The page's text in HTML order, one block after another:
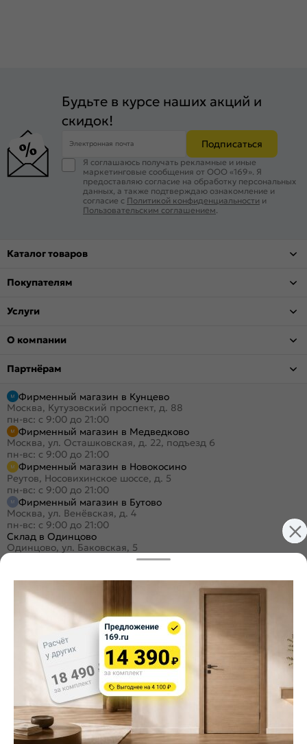
Будьте в курсе наших акций и
скидок!
Электронная почта Подписаться
Я соглашаюсь получать рекламные и иные
маркетинговые сообщения от ООО «169». Я
предоставляю согласие на обработку персональных
данных, а также подтверждаю ознакомление и
согласие с Политикой конфиденциальности и
Пользовательским соглашением.
Каталог товаров
Покупателям
Услуги
О компании
Партнёрам
Фирменный магазин в Кунцево
Москва, Кутузовский проспект, д. 88
пн-вс: с 9:00 до 21:00
Фирменный магазин в Медведково
Москва, ул. Осташковская, д. 22, подъезд 6
пн-вс: с 9:00 до 21:00
Фирменный магазин в Новокосино
Реутов, Носовихинское шоссе, д. 5
пн-вс: с 9:00 до 21:00
Фирменный магазин в Бутово
Москва, ул. Венёвская, д. 4
пн-вс: с 9:00 до 21:00
Склад в Одинцово
Одинцово, ул. Баковская, 5
сб-вс: с 9:00 до 18:00
+7 (495) 984-16-99
Заказать звонок
Стать дилером
Расскажите о нас
Поделиться
Оцените магазин